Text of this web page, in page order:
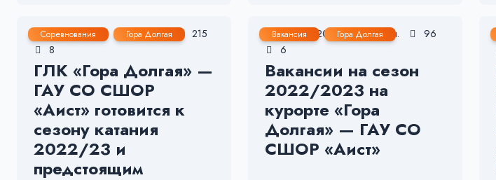
Соревнования Гора Долгая
16 Ноя, 2022 1-2 мин.
215
8
ГЛК «Гора Долгая» —
ГАУ СО СШОР
«Аист» готовится к
сезону катания
2022/23 и
предстоящим
Вакансия Гора Долгая
16 Ноя, 2022 < 1 мин.
96
6
Вакансии на сезон
2022/2023 на
курорте «Гора
Долгая» — ГАУ СО
СШОР «Аист»